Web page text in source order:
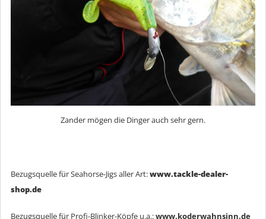
Zander mögen die Dinger auch sehr gern.
Bezugsquelle für Seahorse-Jigs aller Art:www.tackle-dealer-
shop.de
Bezugsquelle für Profi-Blinker-Köpfe u.a.:www.koderwahnsinn.de